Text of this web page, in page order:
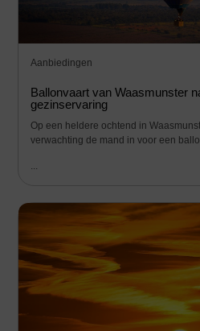
Aanbiedingen
Ballonvaart van Waasmunster
gezinservaring
Op een heldere ochtend in
verwachting de mand in voor een
...